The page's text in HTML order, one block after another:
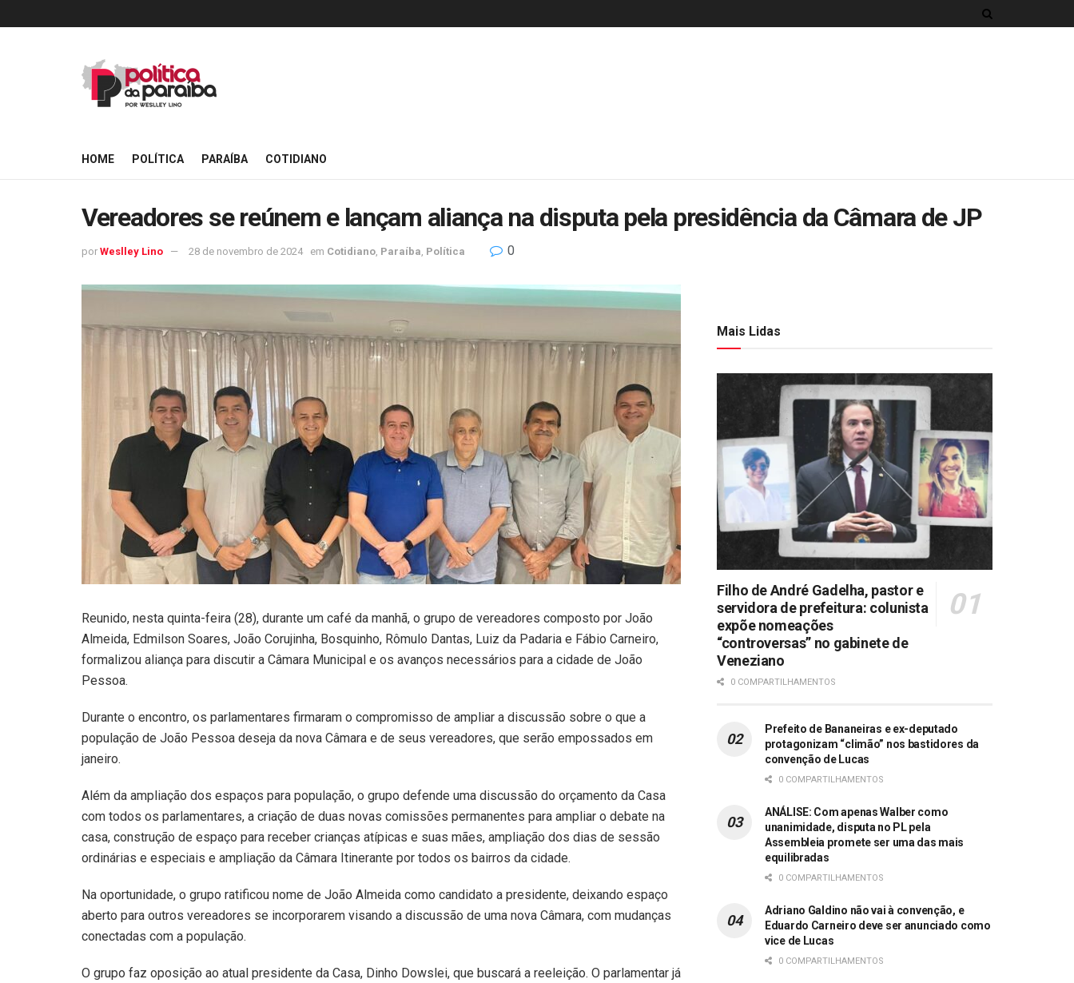
HOME POLÍTICA PARAÍBA COTIDIANO
Vereadores se reúnem e lançam aliança na disputa pela presidência da Câmara de JP
por Weslley Lino 28 de novembro de 2024 em Cotidiano Paraíba Política 0
Reunido, nesta quinta-feira (28), durante um café da manhã, o grupo de vereadores composto por João
Almeida, Edmilson Soares, João Corujinha, Bosquinho, Rômulo Dantas, Luiz da Padaria e Fábio Carneiro,
formalizou aliança para discutir a Câmara Municipal e os avanços necessários para a cidade de João
Pessoa.
Durante o encontro, os parlamentares firmaram o compromisso de ampliar a discussão sobre o que a
população de João Pessoa deseja da nova Câmara e de seus vereadores, que serão empossados em
janeiro.
Além da ampliação dos espaços para população, o grupo defende uma discussão do orçamento da Casa
com todos os parlamentares, a criação de duas novas comissões permanentes para ampliar o debate na
casa, construção de espaço para receber crianças atípicas e suas mães, ampliação dos dias de sessão
ordinárias e especiais e ampliação da Câmara Itinerante por todos os bairros da cidade.
Na oportunidade, o grupo ratificou nome de João Almeida como candidato a presidente, deixando espaço
aberto para outros vereadores se incorporarem visando a discussão de uma nova Câmara, com mudanças
conectadas com a população.
O grupo faz oposição ao atual presidente da Casa, Dinho Dowslei, que buscará a reeleição. O parlamentar já
Mais Lidas
Filho de André Gadelha, pastor e
servidora de prefeitura: colunista
expõe nomeações
“controversas” no gabinete de
Veneziano
0 COMPARTILHAMENTOS
Prefeito de Bananeiras e ex-deputado
protagonizam “climão” nos bastidores da
convenção de Lucas
0 COMPARTILHAMENTOS
ANÁLISE: Com apenas Walber como
unanimidade, disputa no PL pela
Assembleia promete ser uma das mais
equilibradas
0 COMPARTILHAMENTOS
Adriano Galdino não vai à convenção, e
Eduardo Carneiro deve ser anunciado como
vice de Lucas
0 COMPARTILHAMENTOS